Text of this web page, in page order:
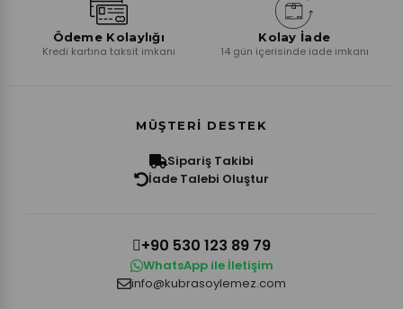
Ödeme Kolaylığı
Kredi kartına taksit imkanı
Kolay İade
14 gün içerisinde iade imkanı
MÜŞTERI DESTEK
Sipariş Takibi
İade Talebi Oluştur
+90 530 123 89 79
WhatsApp ile İletişim
info@kubrasoylemez.com